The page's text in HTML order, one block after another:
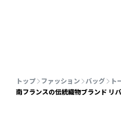
トップ ファッション バッグ
ト
南フランスの伝統織物ブランド